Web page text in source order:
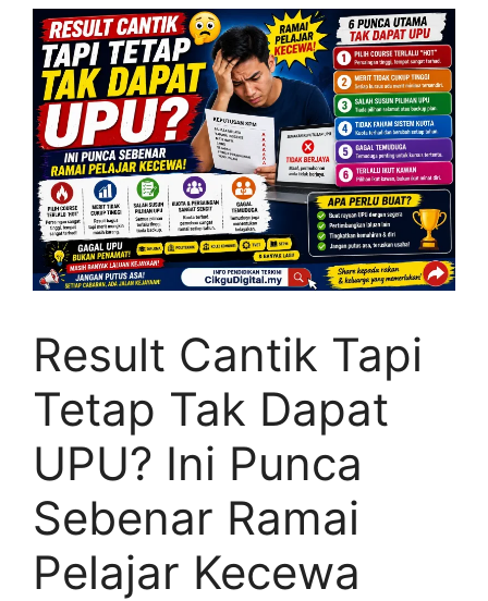
Result Cantik Tapi
Tetap Tak Dapat
UPU? Ini Punca
Sebenar Ramai
Pelajar Kecewa